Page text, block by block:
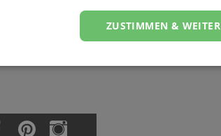
ZUSTIMMEN & WEITER